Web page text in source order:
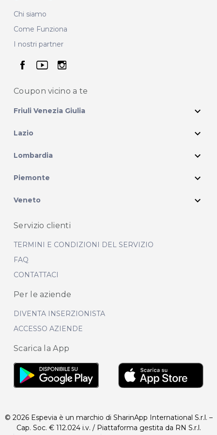
Chi siamo
Come Funziona
I nostri partner
seguici su facebook
seguici su youtube
seguici su instagram
Coupon vicino a te
Friuli Venezia Giulia expand_more
Lazio expand_more
Lombardia expand_more
Piemonte expand_more
Veneto expand_more
Servizio clienti
TERMINI E CONDIZIONI DEL SERVIZIO
FAQ
CONTATTACI
Per le aziende
DIVENTA INSERZIONISTA
ACCESSO AZIENDE
Scarica la App
© 2026 Espevia è un marchio di SharinApp International S.r.l. –
Cap. Soc. € 112.024 i.v. / Piattaforma gestita da RN S.r.l.